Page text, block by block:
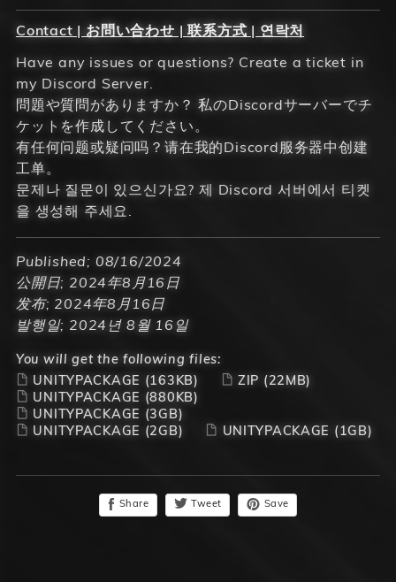
Contact | お問い合わせ | 联系方式 | 연락처
Have any issues or questions? Create a ticket in
my Discord Server.
問題や質問がありますか？ 私のDiscordサーバーでチ
ケットを作成してください。
有任何问题或疑问吗？请在我的Discord服务器中创建
工单。
문제나 질문이 있으신가요? 제 Discord 서버에서 티켓
을 생성해 주세요.
Published; 08/16/2024
公開日; 2024年8月16日
发布; 2024年8月16日
발행일; 2024년 8월 16일
You will get the following files:
UNITYPACKAGE (163KB) ZIP (22MB)
UNITYPACKAGE (880KB)
UNITYPACKAGE (3GB)
UNITYPACKAGE (2GB) UNITYPACKAGE (1GB)
Share Tweet Save